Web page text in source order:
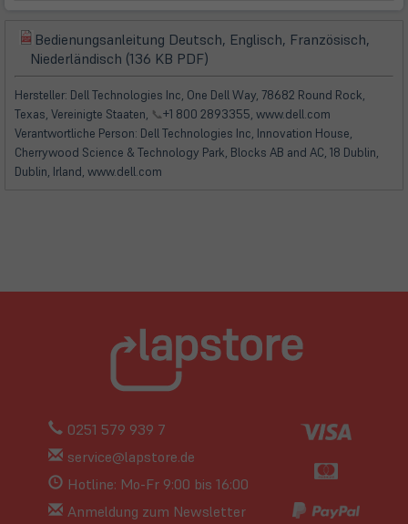
(öffnet
in
neuem
Tab)
Bedienungsanleitung Deutsch, Englisch, Französisch,
Niederländisch (136 KB PDF)
in
neuem
Tab)
Hersteller: Dell Technologies Inc, One Dell Way, 78682 Round Rock,
Texas, Vereinigte Staaten, 📞+1 800 2893355, www.dell.com
Verantwortliche Person: Dell Technologies Inc, Innovation House,
Cherrywood Science & Technology Park, Blocks AB and AC, 18 Dublin,
Dublin, Irland, www.dell.com
0251 579 939 7
service@lapstore.de
Hotline: Mo-Fr 9:00 bis 16:00
Anmeldung zum Newsletter